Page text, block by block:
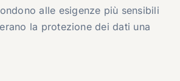
alle esigenze più sensibili
la protezione dei dati una